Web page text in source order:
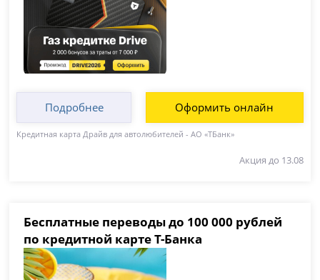
Подробнее Оформить онлайн
Кредитная карта Драйв для автолюбителей - АО «ТБанк»
Акция до 13.08
Бесплатные переводы до 100 000 рублей
по кредитной карте Т-Банка